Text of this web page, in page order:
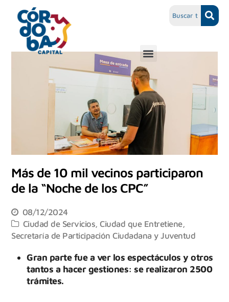
Más de 10 mil vecinos participaron
de la “Noche de los CPC”
08/12/2024
Ciudad de Servicios ,Ciudad que Entretiene,
Secretaría de Participación Ciudadana y Juventud
Gran parte fue a ver los espectáculos y otros
tantos a hacer gestiones: se realizaron 2500
trámites.